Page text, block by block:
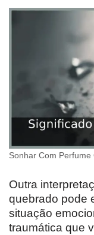
Sonhar Com
Outra
quebrado pode
situação
traumática que